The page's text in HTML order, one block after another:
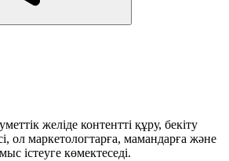
желіде контентті құру, бекіту
ол маркетологтарға, мамандарға және
істеуге көмектеседі.